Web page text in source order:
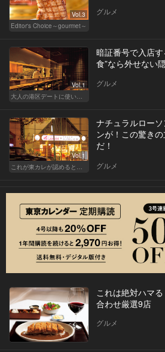
Vol.3
Editor's Choice～gourmet～
グルメ
Vol.1
大人の港区デートに使いたい、秘密の隠れ家
暗証番号で入店
食”なら外せない
グルメ
Vol.1
これが東カレが認めるとっておきの隠れ家
ナチュラルロー
ンが！この驚き
だ！
グルメ
これは絶対ハマ
合わせ厳選9店
グルメ